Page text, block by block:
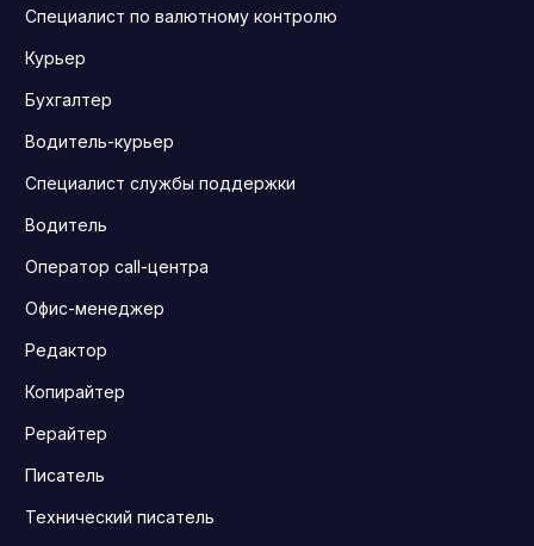
Специалист по валютному контролю
Курьер
Бухгалтер
Водитель-курьер
Специалист службы поддержки
Водитель
Оператор call-центра
Офис-менеджер
Редактор
Копирайтер
Рерайтер
Писатель
Технический писатель